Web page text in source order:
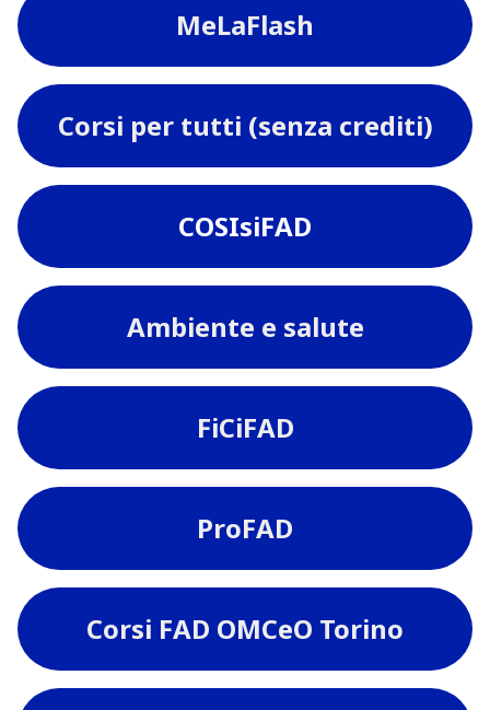
MeLaFlash
Corsi per tutti (senza crediti)
COSIsiFAD
Ambiente e salute
FiCiFAD
ProFAD
Corsi FAD OMCeO Torino